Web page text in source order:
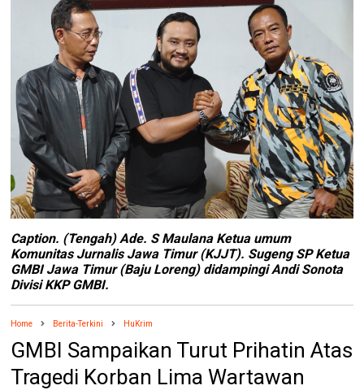
Caption. (Tengah) Ade. S Maulana Ketua umum
Komunitas Jurnalis Jawa Timur (KJJT). Sugeng SP Ketua
GMBI Jawa Timur (Baju Loreng) didampingi Andi Sonota
Divisi KKP GMBI.
Home Berita-Terkini HuKrim
GMBI Sampaikan Turut Prihatin Atas
Tragedi Korban Lima Wartawan